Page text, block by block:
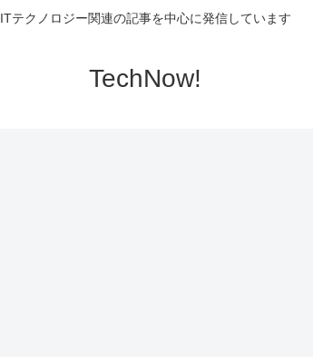
ITテクノロジー関連の記事を中心に発信しています
TechNow!